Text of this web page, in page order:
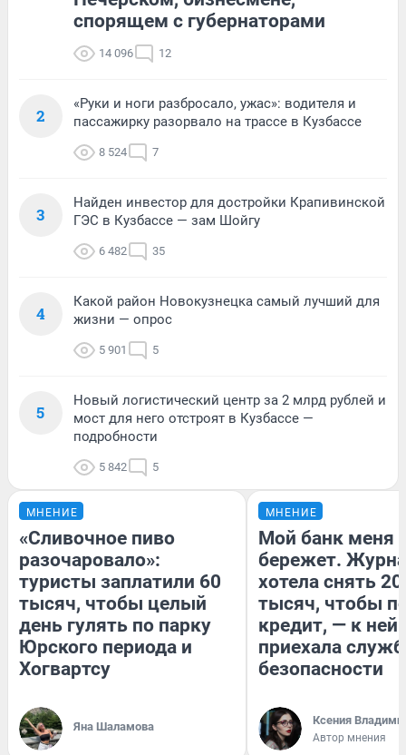
спорящем с губернаторами
14 096 12
2
«Руки и ноги разбросало, ужас»: водителя и
пассажирку разорвало на трассе в Кузбассе
8 524 7
3
Найден инвестор для достройки Крапивинской
ГЭС в Кузбассе — зам Шойгу
6 482 35
4
Какой район Новокузнецка самый лучший для
жизни — опрос
5 901 5
5
Новый логистический центр за 2 млрд рублей и
мост для него отстроят в Кузбассе —
подробности
5 842 5
МНЕНИЕ
«Сливочное пиво
разочаровало»:
туристы заплатили 60
тысяч, чтобы целый
день гулять по парку
Юрского периода и
Хогвартсу
Яна Шаламова
МНЕНИЕ
Мой банк меня
бережет.
хотела снять
тысяч, чтобы
кредит, — к
приехала
безопасности
Ксения
Автор мнения